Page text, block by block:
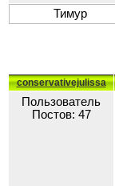
Тимур
conservativejulissa
Пользователь
Постов: 47